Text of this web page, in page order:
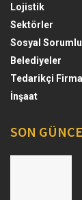
Lojistik
Sektörler
Sosyal
Belediyeler
Tedarikçi
İnşaat
SON